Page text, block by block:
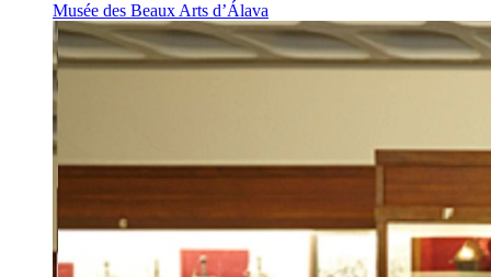
Musée des Beaux Arts d’Álava